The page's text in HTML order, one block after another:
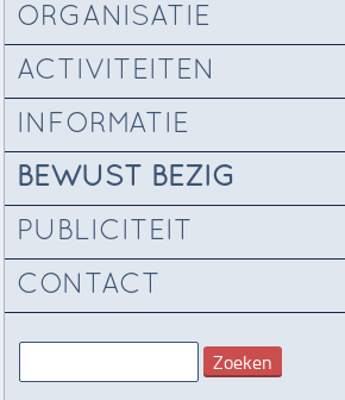
ORGANISATIE
ACTIVITEITEN
INFORMATIE
BEWUST BEZIG
PUBLICITEIT
CONTACT